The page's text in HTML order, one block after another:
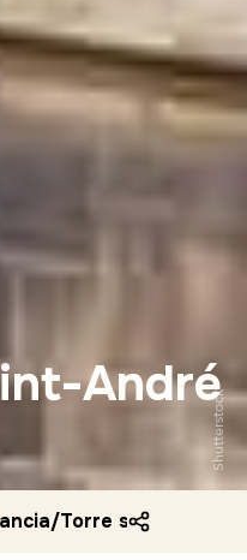
André
Shutterstock
/Torre saint andre